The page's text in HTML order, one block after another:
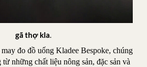
gã thợ kla.
đo đồ uống Kladee Bespoke, chúng
những chất liệu nông sản, đặc sản và